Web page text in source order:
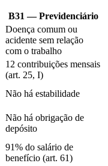
B31 — Previdenciário
Doença comum ou
acidente sem relação
com o trabalho
12 contribuições mensais
(art. 25, I)
Não há estabilidade
Não há obrigação de
depósito
91% do salário de
benefício (art. 61)